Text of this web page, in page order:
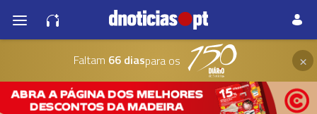
Faltam 66 diaspara os ×